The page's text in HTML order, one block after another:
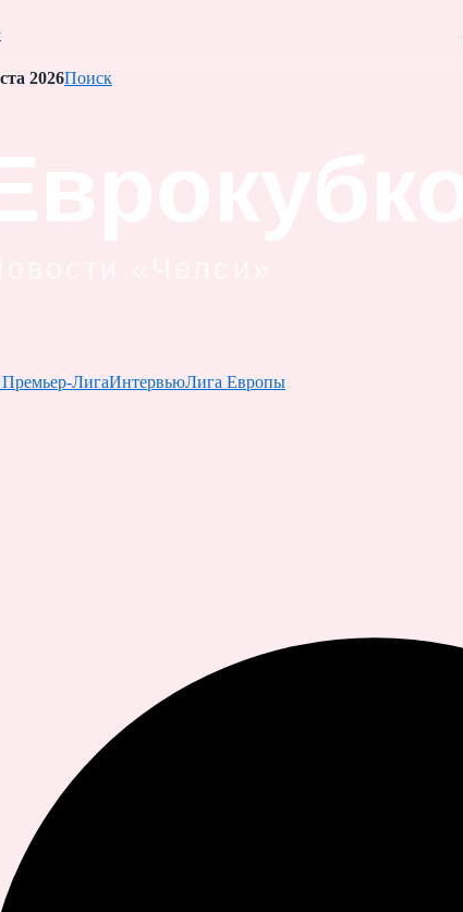
2026Поиск
ЛигаИнтервьюЛига Европы